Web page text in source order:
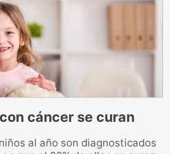
cáncer se curan
al año son diagnosticados